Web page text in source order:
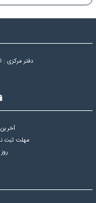
دفتر مرکزی :
مهلت ثبت